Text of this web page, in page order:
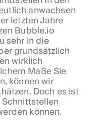
anwachsen
letzten Jahre
Bubble.io
sehr in die
grundsätzlich
wirklich
Maße Sie
können wir
Doch es ist
können.